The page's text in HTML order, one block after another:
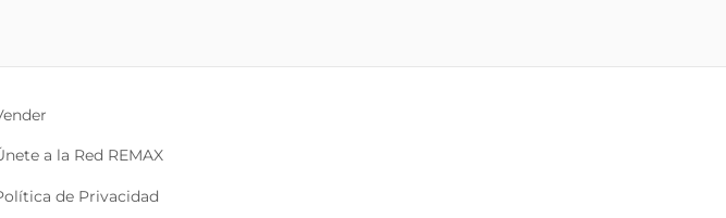
a la Red REMAX
de Privacidad